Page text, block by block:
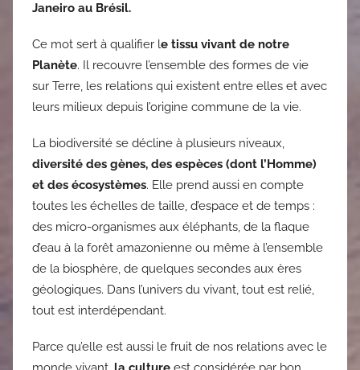
Janeiro au Brésil.
Ce mot sert à qualifier le tissu vivant de notre
Planète. Il recouvre l’ensemble des formes de vie
sur Terre, les relations qui existent entre elles et avec
leurs milieux depuis l’origine commune de la vie.
La biodiversité se décline à plusieurs niveaux,
diversité des gènes, des espèces (dont l’Homme)
et des écosystèmes. Elle prend aussi en compte
toutes les échelles de taille, d’espace et de temps :
des micro-organismes aux éléphants, de la flaque
d’eau à la forêt amazonienne ou même à l’ensemble
de la biosphère, de quelques secondes aux ères
géologiques. Dans l’univers du vivant, tout est relié,
tout est interdépendant.
Parce qu’elle est aussi le fruit de nos relations avec le